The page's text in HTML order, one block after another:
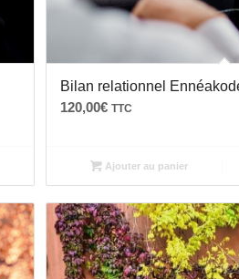
Bilan relationnel
120,00€ TTC
Ajouter au panier